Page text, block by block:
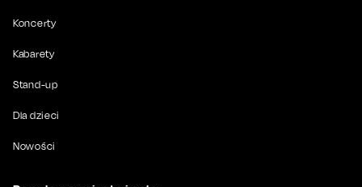
Koncerty
Kabarety
Stand-up
Dla dzieci
Nowości